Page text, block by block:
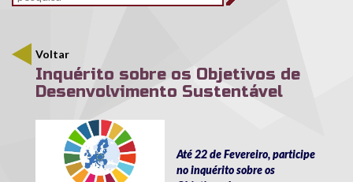
Voltar
Inquérito sobre os Objetivos de
Desenvolvimento Sustentável
sdgs.jpg
Até 22 de Fevereiro, participe
no inquérito sobre os